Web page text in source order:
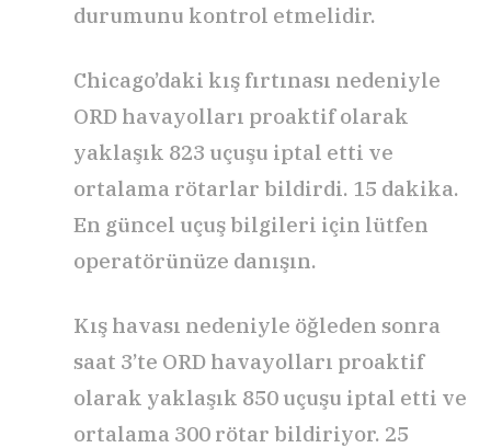
durumunu kontrol etmelidir.
Chicago’daki kış fırtınası nedeniyle
ORD havayolları proaktif olarak
yaklaşık 823 uçuşu iptal etti ve
ortalama rötarlar bildirdi. 15 dakika.
En güncel uçuş bilgileri için lütfen
operatörünüze danışın.
Kış havası nedeniyle öğleden sonra
saat 3’te ORD havayolları proaktif
olarak yaklaşık 850 uçuşu iptal etti ve
ortalama 300 rötar bildiriyor. 25